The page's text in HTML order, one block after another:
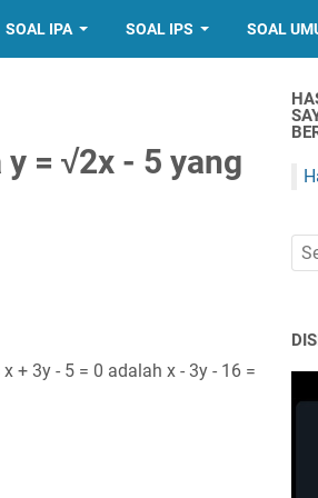
SOAL IPA SOAL IPS SOAL
= √2x - 5 yang
+ 3y - 5 = 0 adalah x - 3y - 16 =